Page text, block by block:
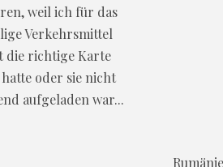
weil ich für das
Verkehrsmittel
die richtige Karte
hatte oder sie nicht
aufgeladen war...